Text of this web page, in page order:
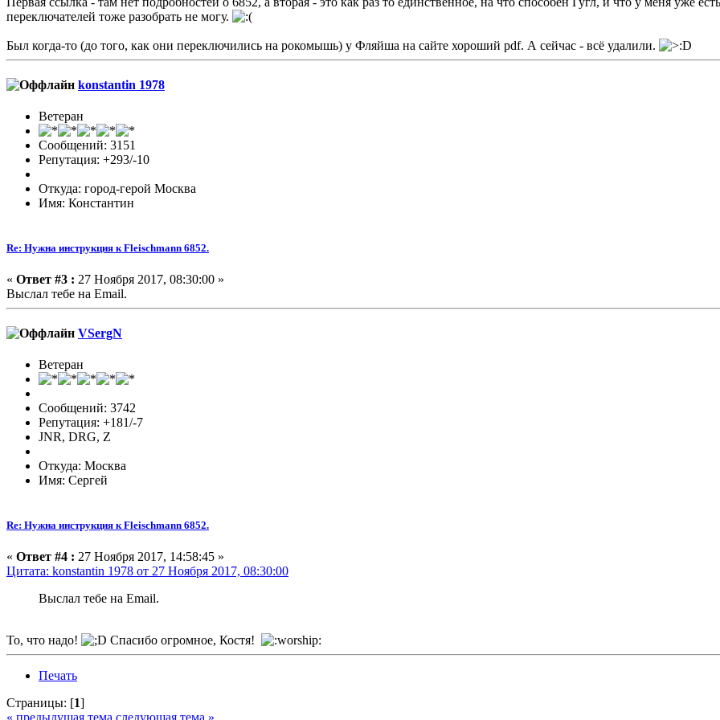
переключателей тоже разобрать не могу.
Был когда-то (до того, как они переключились на рокомышь) у Фляйша на сайте хороший pdf. А сейчас - всё удалили.
konstantin 1978
Ветеран
Сообщений: 3151
Репутация: +293/-10
Откуда: город-герой Москва
Имя: Константин
Re: Нужна инструкция к Fleischmann 6852.
« Ответ #3 : 27 Ноября 2017, 08:30:00 »
Выслал тебе на Email.
VSergN
Ветеран
Сообщений: 3742
Репутация: +181/-7
JNR, DRG, Z
Откуда: Москва
Имя: Сергей
Re: Нужна инструкция к Fleischmann 6852.
« Ответ #4 : 27 Ноября 2017, 14:58:45 »
Цитата: konstantin 1978 от 27 Ноября 2017, 08:30:00
Выслал тебе на Email.
То, что надо! Спасибо огромное, Костя!
Печать
Страницы: [1]
« предыдущая тема следующая тема »